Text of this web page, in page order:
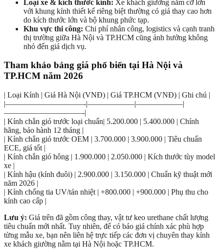
Loại xe & kích thước kính: Xe khách giường nằm cỡ lớn
với khung kính thiết kế riêng biệt thường có giá thay cao hơn
do kích thước lớn và bộ khung phức tạp.
Khu vực thi công: Chi phí nhân công, logistics và cạnh tranh
thị trường giữa Hà Nội và TP.HCM cũng ảnh hưởng không
nhỏ đến giá dịch vụ.
Tham khảo bảng giá phổ biến tại Hà Nội và
TP.HCM năm 2026
| Loại Kính | Giá Hà Nội (VNĐ) | Giá TP.HCM (VNĐ) | Ghi chú |
|——————————-|——————|——————|
——————————-|
| Kính chắn gió trước loại chuẩn| 5.200.000 | 5.400.000 | Chính
hãng, bảo hành 12 tháng |
| Kính chắn gió trước OEM | 3.700.000 | 3.900.000 | Tiêu chuẩn
ECE, giá tốt |
| Kính chắn gió hông | 1.900.000 | 2.050.000 | Kích thước tùy model
xe |
| Kính hậu (kính đuôi) | 2.900.000 | 3.150.000 | Chuẩn kỹ thuật mới
năm 2026 |
| Kính chống tia UV/tán nhiệt | +800.000 | +900.000 | Phụ thu cho
kính cao cấp |
Lưu ý: Giá trên đã gồm công thay, vật tư keo urethane chất lượng
tiêu chuẩn mới nhất. Tuy nhiên, để có báo giá chính xác phù hợp
từng mẫu xe, bạn nên liên hệ trực tiếp các đơn vị chuyên thay kính
xe khách giường nằm tại Hà Nội hoặc TP.HCM.